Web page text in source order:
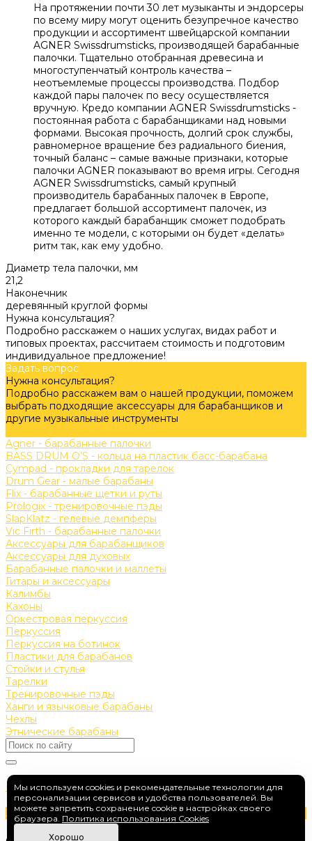
На протяжении почти 30 лет музыканты и эндорсеры
по всему миру могут оценить безупречное качество
продукции и ассортимент швейцарской компании
AGNER Swissdrumsticks, производящей барабанные
палочки. Тщательно отобранная древесина и
многоступенчатый контроль качества –
неотъемлемые процессы производства. Подбор
каждой пары палочек по весу осуществляется
вручную. Кредо компании AGNER Swissdrumsticks -
постоянная работа с барабанщиками над новыми
формами. Высокая прочность, долгий срок службы,
равномерное вращение без радиального биения,
точный баланс – самые важные признаки, которые
палочки AGNER показывают во время игры. Сегодня
AGNER Swissdrumsticks, самый крупный
производитель барабанных палочек в Европе,
предлагает большой ассортимент палочек, из
которого каждый барабанщик сможет подобрать
именно те модели, с которыми он будет «делать»
ритм так, как ему удобно.
Диаметр тела палочки, мм
21,2
Наконечник
деревянный круглой формы
Нужна консультация?
Подробно расскажем о наших услугах, видах работ и
типовых проектах, рассчитаем стоимость и подготовим
индивидуальное предложение!
Задать вопрос
Нужна консультация?
Подробно расскажем вам о нашей продукции, поможем
выбрать подходящие аксессуары для барабанщиков и
другие музыкальные инструменты
Agner - барабанные палочки
BASS DRUM O’S - кольца на пластик басс-барабана
Cympad - прокладки для тарелок
Drum Gear - малые барабаны
Flix - барабанные щетки и руты
Prologix - тренировочные пэды
SlapKlatz - гелевые демпферы
Vic Firth - барабанные палочки
Аксессуары для барабанщиков
Аксессуары для духовых
Барабанные палочки и маллеты
Гитары и аксессуары
Калимбы
Кахоны
Оркестровая перкуссия
Перкуссия
Перкуссия на ботинок
Пластики для барабанов
Стойки и стулья
Тарелки
Тренировочные пэды
Ханги и язычковые барабаны
Чехлы
Этнические барабаны
+7 (910) 475-04-17
drumfan-s@yandex.ru
Заказать звонок
г. Москва, ул. Марксистская, 34 к10
Мы используем cookies и рекомендательные технологии для
персонализации сервисов и удобства пользователей. Вы
можете запретить сохранение cookie в настройках своего
браузера. Политика использования Cookies
Хорошо